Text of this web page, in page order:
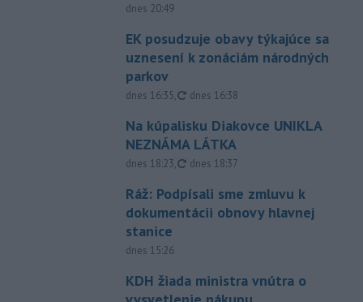
dnes 20:49
EK posudzuje obavy týkajúce sa
uznesení k zonáciám národných
parkov
dnes 16:35, aktualizované
dnes 16:38
Na kúpalisku Diakovce UNIKLA
NEZNÁMA LÁTKA
dnes 18:23, aktualizované
dnes 18:37
Ráž: Podpísali sme zmluvu k
dokumentácii obnovy hlavnej
stanice
dnes 15:26
KDH žiada ministra vnútra o